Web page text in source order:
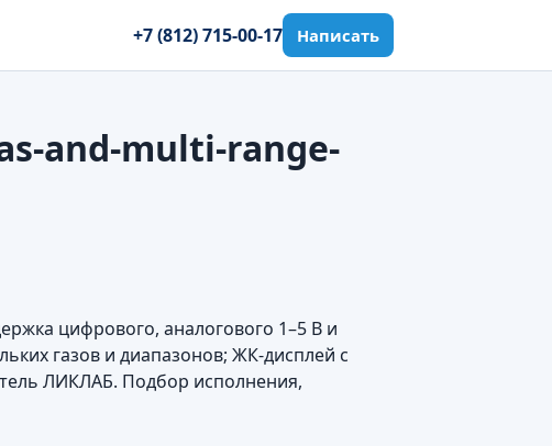
+7 (812) 715-00-17 Написать
and-multi-range-
цифрового, аналогового 1–5 В и
газов и диапазонов; ЖК-дисплей с
ЛИКЛАБ. Подбор исполнения,